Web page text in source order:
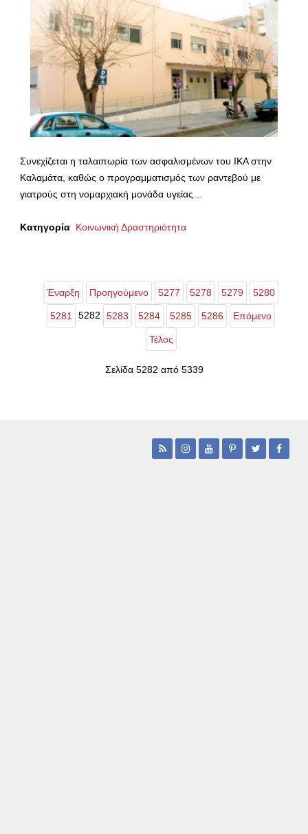
Συνεχίζεται η ταλαιπωρία των ασφαλισμένων του ΙΚΑ στην
Καλαμάτα, καθώς ο προγραμματισμός των ραντεβού με
γιατρούς στη νομαρχιακή μονάδα υγείας…
Κατηγορία Κοινωνική Δραστηριότητα
Έναρξη Προηγούμενο 5277 5278 5279 5280
5281 5282 5283 5284 5285 5286 Επόμενο
Τέλος
Σελίδα 5282 από 5339